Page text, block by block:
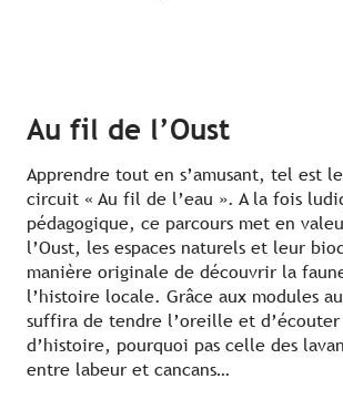
Au fil de l’Oust
Apprendre tout en s’amusant, tel est
circuit « Au fil de l’eau ». A la fois
pédagogique, ce parcours met en
l’Oust, les espaces naturels et leur
manière originale de découvrir la
l’histoire locale. Grâce aux modules
suffira de tendre l’oreille et
d’histoire, pourquoi pas celle des
entre labeur et cancans…